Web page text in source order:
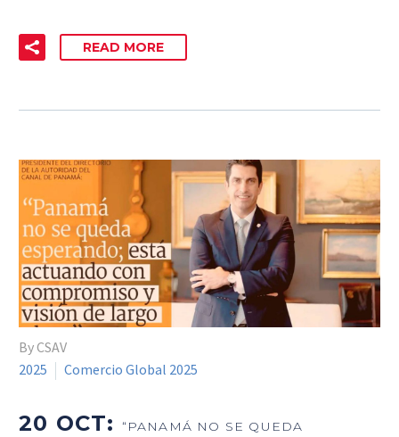
READ MORE
By CSAV
2025
Comercio Global 2025
20 OCT: “PANAMÁ NO SE QUEDA